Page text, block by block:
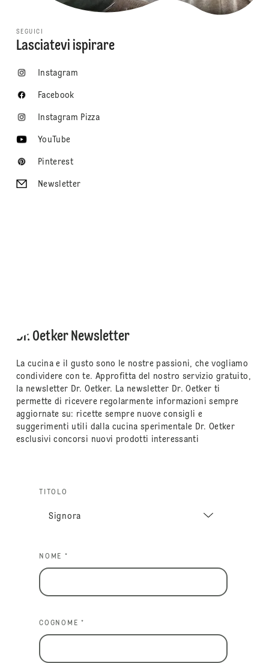
SEGUICI
Lasciatevi ispirare
Instagram
Facebook
Instagram Pizza
YouTube
Pinterest
Newsletter
Dr. Oetker Newsletter
La cucina e il gusto sono le nostre passioni, che vogliamo
condividere con te. Approfitta del nostro servizio gratuito,
la newsletter Dr. Oetker. La newsletter Dr. Oetker ti
permette di ricevere regolarmente informazioni sempre
aggiornate su: ricette sempre nuove consigli e
suggerimenti utili dalla cucina sperimentale Dr. Oetker
esclusivi concorsi nuovi prodotti interessanti
TITOLO
NOME *
COGNOME *